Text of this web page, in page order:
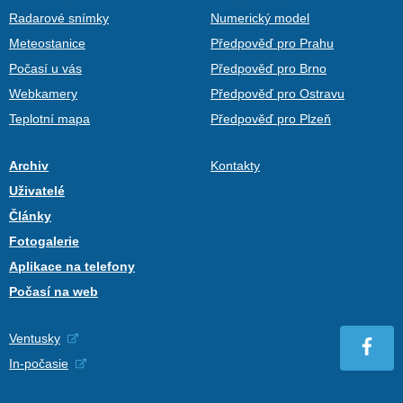
Radarové snímky
Meteostanice
Počasí u vás
Webkamery
Teplotní mapa
Numerický model
Předpověď pro Prahu
Předpověď pro Brno
Předpověď pro Ostravu
Předpověď pro Plzeň
Archiv
Uživatelé
Články
Fotogalerie
Aplikace na telefony
Počasí na web
Kontakty
Ventusky
In-počasie